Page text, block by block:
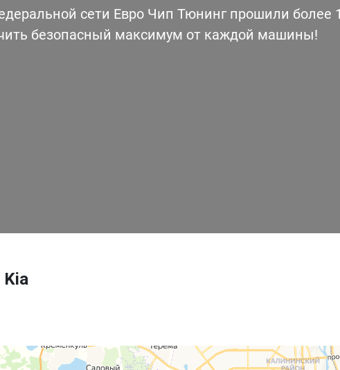
сети Евро Чип Тюнинг прошили более
безопасный максимум от каждой машины!